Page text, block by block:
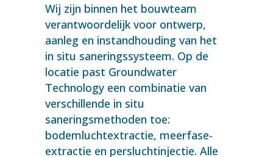
Wij zijn binnen het bouwteam
verantwoordelijk voor ontwerp,
aanleg en instandhouding van het
in situ saneringssysteem. Op de
locatie past Groundwater
Technology een combinatie van
verschillende in situ
saneringsmethoden toe:
bodemluchtextractie, meerfase-
extractie en persluchtinjectie. Alle